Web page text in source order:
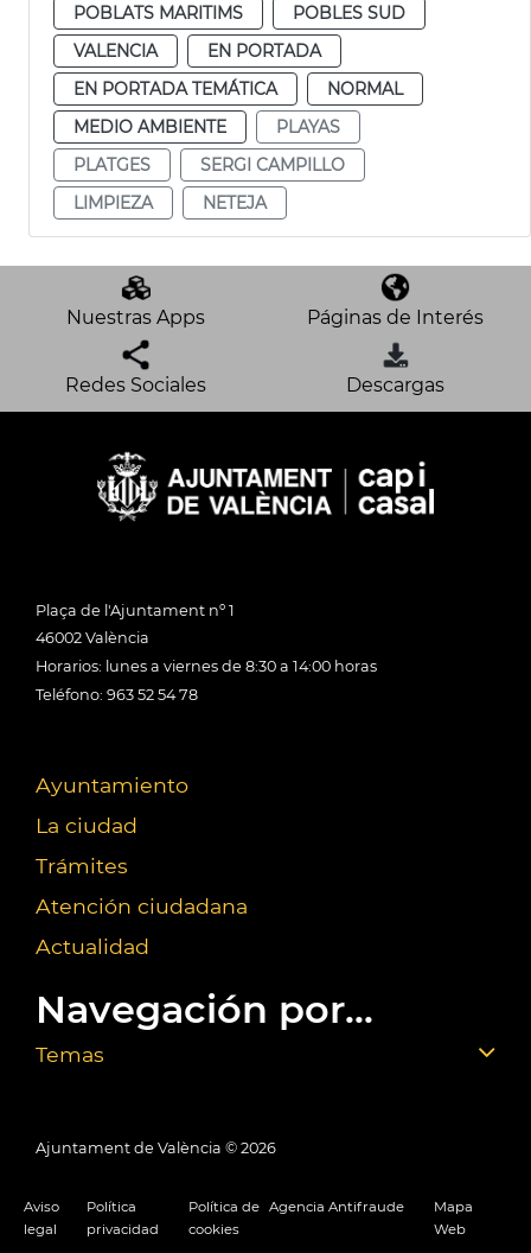
POBLATS MARITIMS
POBLES SUD
VALENCIA
EN PORTADA
EN PORTADA TEMÁTICA
NORMAL
MEDIO AMBIENTE
PLAYAS
PLATGES
SERGI CAMPILLO
LIMPIEZA
NETEJA
Nuestras Apps Páginas de Interés
Redes Sociales Descargas
Plaça de l'Ajuntament nº 1
46002 València
Horarios: lunes a viernes de 8:30 a 14:00 horas
Teléfono: 963 52 54 78
Ayuntamiento
La ciudad
Trámites
Atención ciudadana
Actualidad
Navegación por...
Temas
Ajuntament de València © 2026
Aviso
legal
Política
privacidad
Política de
cookies
Agencia Antifraude
Mapa
Web